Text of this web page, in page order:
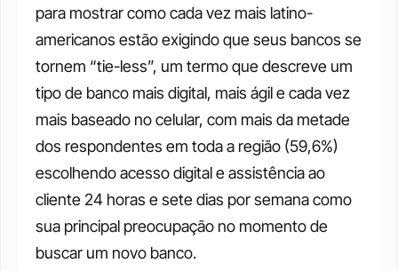
para mostrar como cada vez mais latino-
americanos estão exigindo que seus bancos se
tornem “tie-less”, um termo que descreve um
tipo de banco mais digital, mais ágil e cada vez
mais baseado no celular, com mais da metade
dos respondentes em toda a região (59,6%)
escolhendo acesso digital e assistência ao
cliente 24 horas e sete dias por semana como
sua principal preocupação no momento de
buscar um novo banco.